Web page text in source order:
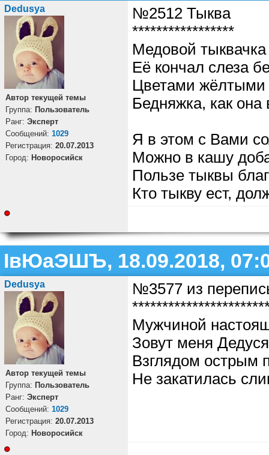
Dedusya
Автор текущей темы
Группа: Пользователь
Ранг: Эксперт
Cообщений: 1029
Регистрация: 20.07.2013
Город: Новоросийск
№2512 Тыква
*****************
Медовой
Её кончал слеза
Цветами
Бедняжка, как она
Я в этом с Вами
Можно в кашу
Пользе тыквы
Кто тыкву ест,
ІвЮаЭШЪ, 18.09.2018,
Dedusya
Автор текущей темы
Группа: Пользователь
Ранг: Эксперт
Cообщений: 1029
Регистрация: 20.07.2013
Город: Новоросийск
№3577 из
Мужчиной
Зовут меня
Взглядом острым
Не закатилась